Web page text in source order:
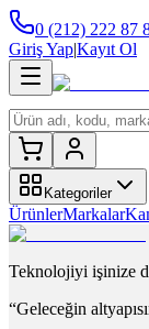
0 (212) 222 87
Giriş Yap|Kayıt Ol
Kategoriler
ÜrünlerMarkalar
Teknolojiyi işinize
“Geleceğin